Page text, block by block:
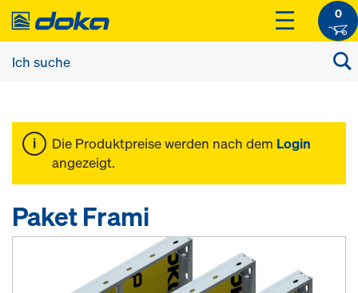
0
Die Produktpreise werden nach dem Login
angezeigt.
Paket Frami